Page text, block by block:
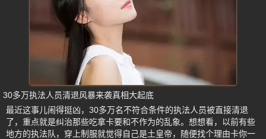
30多万执法人员清退风暴来袭真相大起底
最近这事儿闹得挺凶，30多万名不符合条件的执法人员被直接清退
了，重点就是纠治那些吃拿卡要和不作为的乱象。想想看，以前有些
地方的执法队，穿上制服就觉得自己是土皇帝，随便找个理由卡你一